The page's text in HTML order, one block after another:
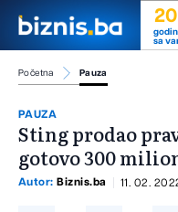
sa
Početna Pauza
PAUZA
Sting prodao
gotovo 300
Autor: Biznis.ba 11. 02.